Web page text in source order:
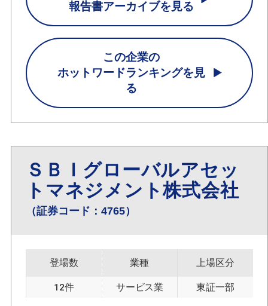
報告書アーカイブを見る
この企業の
ホットワードランキングを見
る
ＳＢＩグローバルアセッ
トマネジメント株式会社
（証券コード：4765）
登場数
12件
業種
サービス業
上場区分
東証一部